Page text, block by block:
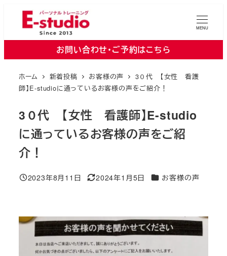
ン
MENU
お問い合わせ・ご予約はこちら
ホーム 新着投稿 お客様の声
3０代 【女性 看護
師】E-studioに通っているお客様の声をご紹介！
3０代 【女性 看護師】E-studio
に通っているお客様の声をご紹
介！
投稿日
2023年8月11日
更新日
2024年1月5日 カテゴリー
お客様の声